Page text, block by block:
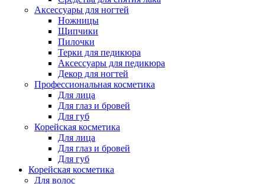
Аксессуары для ногтей
Ножницы
Щипчики
Пилочки
Терки для педикюра
Аксессуары для педикюра
Декор для ногтей
Профессиональная косметика
Для лица
Для глаз и бровей
Для губ
Корейская косметика
Для лица
Для глаз и бровей
Для губ
Корейская косметика
Для волос